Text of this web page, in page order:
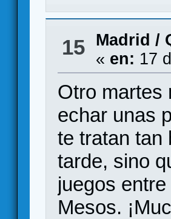
15 Madrid /
« en: 17
Otro martes
echar unas
te tratan tan
tarde, sino
juegos
Mesos.